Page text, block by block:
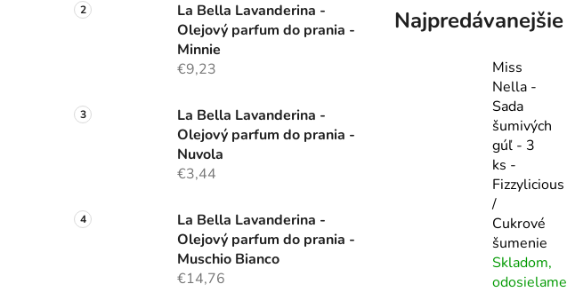
La Bella Lavanderina -
Olejový parfum do prania -
Minnie
€9,23
La Bella Lavanderina -
Olejový parfum do prania -
Nuvola
€3,44
La Bella Lavanderina -
Olejový parfum do prania -
Muschio Bianco
€14,76
Najpredávanejšie
Miss
Nella -
Sada
šumivých
gúľ - 3
ks -
Fizzylicious
/
Cukrové
šumenie
Skladom,
odosielame